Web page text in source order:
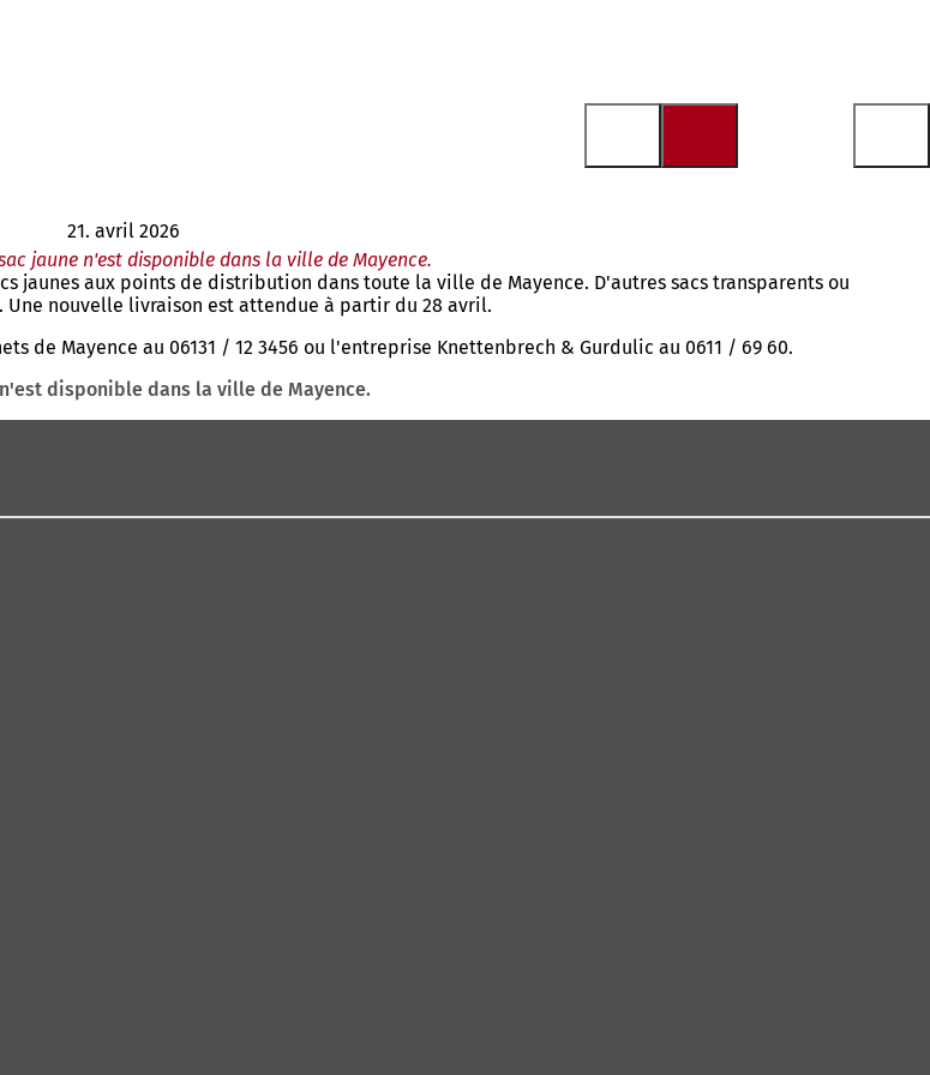
21. avril 2026
jaune n'est disponible dans la ville de Mayence.
aux points de distribution dans toute la ville de Mayence. D'autres sacs transparents ou
nouvelle livraison est attendue à partir du 28 avril.
de Mayence au 06131 / 12 3456 ou l'entreprise Knettenbrech & Gurdulic au 0611 / 69 60.
disponible dans la ville de Mayence.